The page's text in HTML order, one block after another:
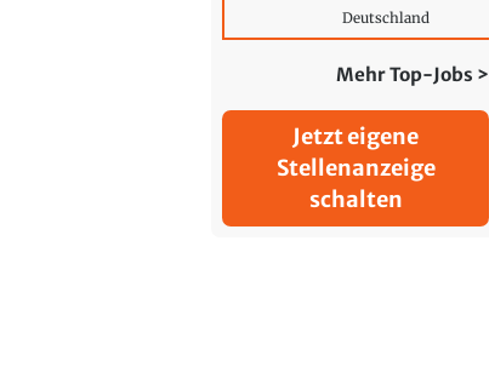
Deutschland
Mehr Top-Jobs >
Jetzt eigene
Stellenanzeige
schalten